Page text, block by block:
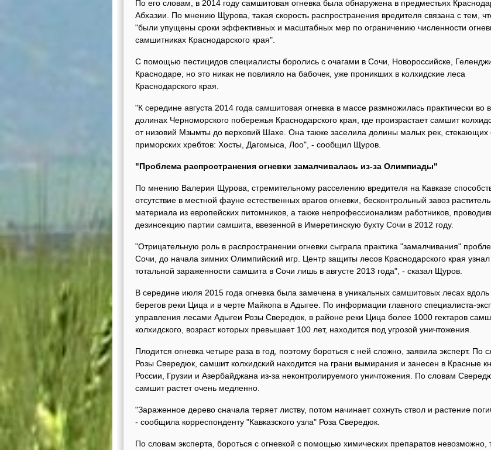
По его словам, в 2014 году самшитовая огневка была обнаружена в предместьях
Абхазии. По мнению Щурова, такая скорость распространения вредителя связана с тем,
"были упущены сроки эффективных и масштабных мер по ограничению численности
самшитниках Краснодарского края".
С помощью пестицидов специалисты боролись с очагами в Сочи, Новороссийске,
Краснодаре, но это никак не повлияло на бабочек, уже проникших в колхидские леса
Краснодарского края.
"К середине августа 2014 года самшитовая огневка в массе размножилась практически во
долинах Черноморского побережья Краснодарского края, где произрастает самшит
от низовий Мзымты до верховий Шахе. Она также заселила долины малых рек, стекающих
приморских хребтов: Хосты, Дагомыса, Лоо", - сообщил Щуров.
"Проблема распространения огневки замалчивалась из-за Олимпиады"
По мнению Валерия Щурова, стремительному расселению вредителя на Кавказе
отсутствие в местной фауне естественных врагов огневки, бесконтрольный завоз
материала из европейских питомников, а также непрофессионализм работников,
дезинсекцию партии самшита, ввезенной в Имеретинскую бухту Сочи в 2012 году.
"Отрицательную роль в распространении огневки сыграла практика "замалчивания"
Сочи, до начала зимних Олимпийский игр. Центр защиты лесов Краснодарского края
тотальной зараженности самшита в Сочи лишь в августе 2013 года", - сказал Щуров.
В середине июля 2015 года огневка была замечена в уникальных самшитовых лесах вдоль
берегов реки Цица и в черте Майкопа в Адыгее. По информации главного специалиста-
управления лесами Адыгеи Розы Свередюк, в районе реки Цица более 1000 гектаров
колхидского, возраст которых превышает 100 лет, находится под угрозой уничтожения.
Плодится огневка четыре раза в год, поэтому бороться с ней сложно, заявила эксперт. По
Розы Свередюк, самшит колхидский находится на грани вымирания и занесен в Красные
России, Грузии и Азербайджана из-за неконтролируемого уничтожения. По словам
самшит растет очень медленно.
"Зараженное дерево сначала теряет листву, потом начинает сохнуть ствол и растение
- сообщила корреспонденту "Кавказского узла" Роза Свередюк.
По словам эксперта, бороться с огневкой с помощью химических препаратов невозможно,